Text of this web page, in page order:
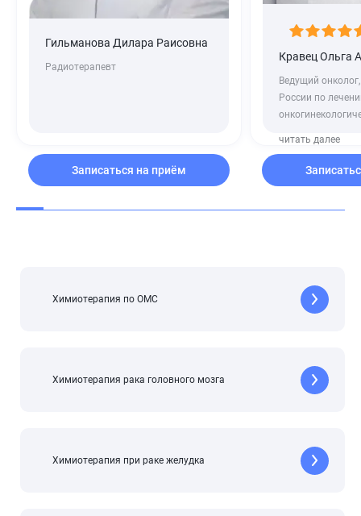
Гильманова Дилара Раисовна
Радиотерапевт
Записаться на приём
Кравец Ольга
Ведущий
России по
читать далее
Химиотерапия по ОМС
Химиотерапия рака головного мозга
Химиотерапия при раке желудка